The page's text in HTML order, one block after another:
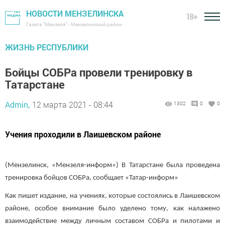
НОВОСТИ МЕНЗЕЛИНСКА
Газета "Мензеля" - Мензелинский район
18+
ЖИЗНЬ РЕСПУБЛИКИ
Бойцы СОБРа провели тренировку в
Татарстане
Admin, 12 марта 2021 - 08:44 1302 0 0
Учения проходили в Лаишевском районе
(Мензелинск, «Мензеля-информ») В Татарстане была проведена
тренировка бойцов СОБРа, сообщает «Татар-информ»
Как пишет издание, на учениях, которые состоялись в Лаишевском
районе, особое внимание было уделено тому, как налажено
взаимодействие между личным составом СОБРа и пилотами и